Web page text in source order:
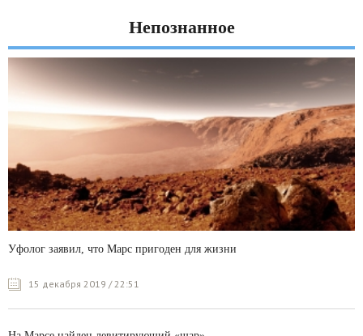
Непознанное
Уфолог заявил, что Марс пригоден для жизни
15 декабря 2019 / 22:51